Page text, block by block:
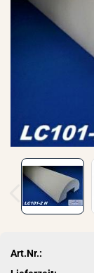
Art.Nr.: